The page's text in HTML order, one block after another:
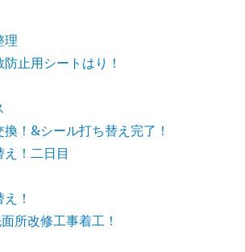
理
止用シートはり！
！&シール打ち替え完了！
え！二日目
！
所改修工事着工！